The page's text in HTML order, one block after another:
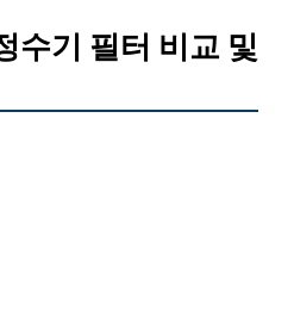
수기 필터 비교 및